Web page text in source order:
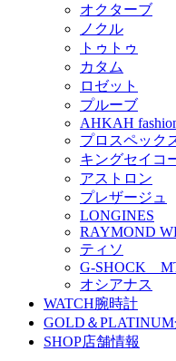
オクターブ
ノクル
トゥトゥ
カタム
ロゼット
プルーブ
AHKAH
プロスペック
キングセイコ
アストロン
プレザージュ
LONGINES
RAYMOND
ティソ
G-SHOCK
オシアナス
WATCH腕時計
GOLD＆PLATINUM
SHOP店舗情報